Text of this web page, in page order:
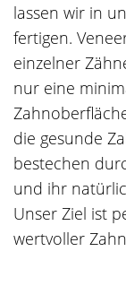
lassen wir in
fertigen.
einzelner
nur eine
die gesunde
bestechen
und ihr
Unser Ziel ist
wertvoller